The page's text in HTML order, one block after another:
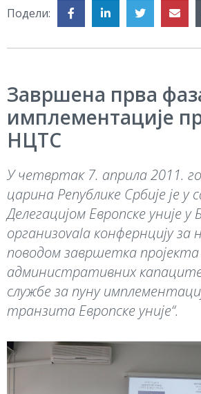
Подели:
Завршена прва
имплементације
НЦТС
У четвртак 7. априла 2011.
царина Републике Србије je у
Делегацијом Европске уније у
организovala конфернцију за
поводом завршетка
административних
службе за пуну
транзита Европске уније“.